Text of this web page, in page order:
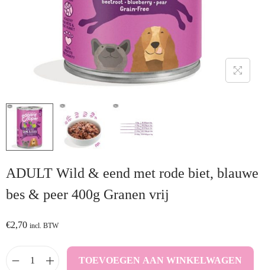
ADULT Wild & eend met rode biet, blauwe
bes & peer 400g Granen vrij
€2,70 incl. BTW
TOEVOEGEN AAN WINKELWAGEN